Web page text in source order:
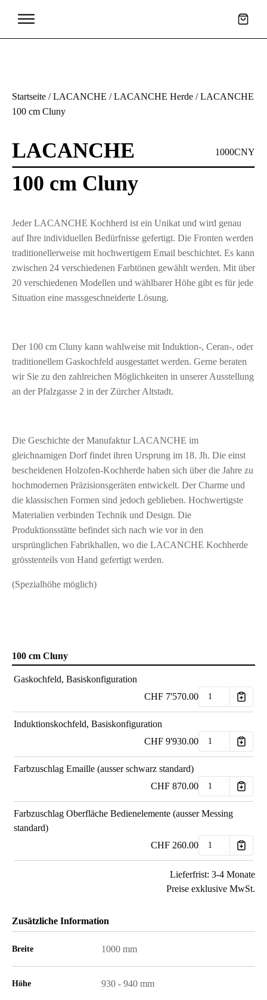
Beschläge
Startseite /LACANCHE /LACANCHE Herde / LACANCHE
100 cm Cluny
1000CNY
LACANCHE
100 cm Cluny
Jeder LACANCHE Kochherd ist ein Unikat und wird genau
auf Ihre individuellen Bedürfnisse gefertigt. Die Fronten werden
traditionellerweise mit hochwertigem Email beschichtet. Es kann
zwischen 24 verschiedenen Farbtönen gewählt werden. Mit über
20 verschiedenen Modellen und wählbarer Höhe gibt es für jede
Situation eine massgeschneiderte Lösung.
Der 100 cm Cluny kann wahlweise mit Induktion-, Ceran-, oder
traditionellem Gaskochfeld ausgestattet werden. Gerne beraten
wir Sie zu den zahlreichen Möglichkeiten in unserer Ausstellung
an der Pfalzgasse 2 in der Zürcher Altstadt.
Die Geschichte der Manufaktur LACANCHE im
gleichnamigen Dorf findet ihren Ursprung im 18. Jh. Die einst
bescheidenen Holzofen-Kochherde haben sich über die Jahre zu
hochmodernen Präzisionsgeräten entwickelt. Der Charme und
die klassischen Formen sind jedoch geblieben. Hochwertigste
Materialien verbinden Technik und Design. Die
Produktionsstätte befindet sich nach wie vor in den
ursprünglichen Fabrikhallen, wo die LACANCHE Kochherde
grösstenteils von Hand gefertigt werden.
(Spezialhöhe möglich)
100 cm Cluny
Gaskochfeld, Basiskonfiguration
CHF 7'570.00
Induktionskochfeld, Basiskonfiguration
CHF 9'930.00
Farbzuschlag Emaille (ausser schwarz standard)
CHF 870.00
Farbzuschlag Oberfläche Bedienelemente (ausser Messing
standard)
CHF 260.00
Lieferfrist: 3-4 Monate
Preise exklusive MwSt.
Zusätzliche Information
Breite 1000 mm
Höhe 930 - 940 mm